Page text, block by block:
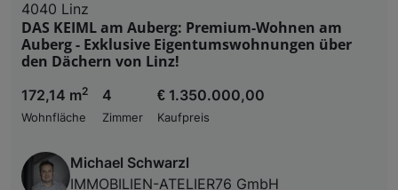
4040 Linz
DAS KEIML am Auberg: Premium-Wohnen am
Auberg - Exklusive Eigentumswohnungen über
den Dächern von Linz!
172,14 m2
Wohnfläche
4
Zimmer
€ 1.350.000,00
Kaufpreis
Michael Schwarzl
IMMOBILIEN-ATELIER76 GmbH